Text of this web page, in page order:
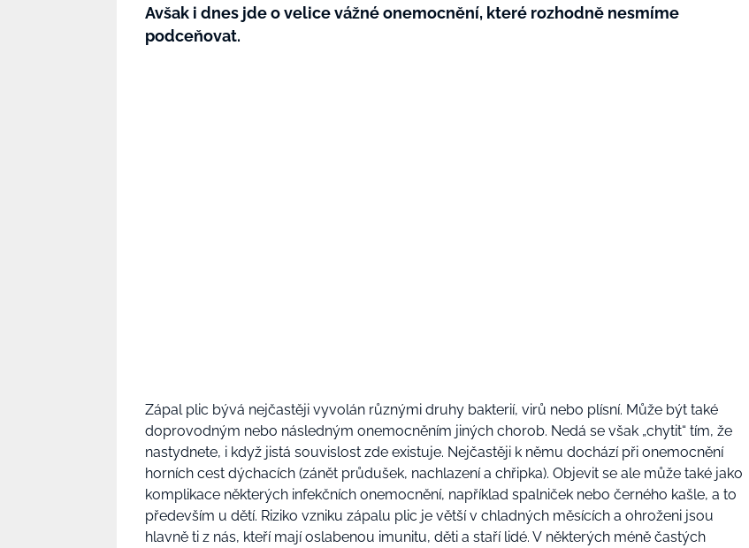
Avšak i dnes jde o velice vážné onemocnění, které rozhodně nesmíme
podceňovat.
Zápal plic bývá nejčastěji vyvolán různými druhy bakterií, virů nebo plísní. Může být také
doprovodným nebo následným onemocněním jiných chorob. Nedá se však „chytit“ tím, že
nastydnete, i když jistá souvislost zde existuje. Nejčastěji k němu dochází při onemocnění
horních cest dýchacích (zánět průdušek, nachlazení a chřipka). Objevit se ale může také jako
komplikace některých infekčních onemocnění, například spalniček nebo černého kašle, a to
především u dětí. Riziko vzniku zápalu plic je větší v chladných měsících a ohroženi jsou
hlavně ti z nás, kteří mají oslabenou imunitu, děti a staří lidé. V některých méně častých